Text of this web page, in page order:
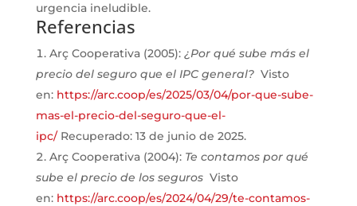
urgencia ineludible.
Referencias
Arç Cooperativa (2005): ¿Por qué sube más el
precio del seguro que el IPC general? Visto
en: https://arc.coop/es/2025/03/04/por-que-sube-
mas-el-precio-del-seguro-que-el-
ipc/Recuperado: 13 de junio de 2025.
Arç Cooperativa (2004): Te contamos por qué
sube el precio de los seguros Visto
en: https://arc.coop/es/2024/04/29/te-contamos-